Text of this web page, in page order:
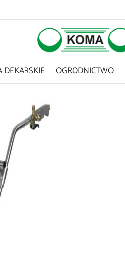
DEKARSKIE OGRODNICTWO